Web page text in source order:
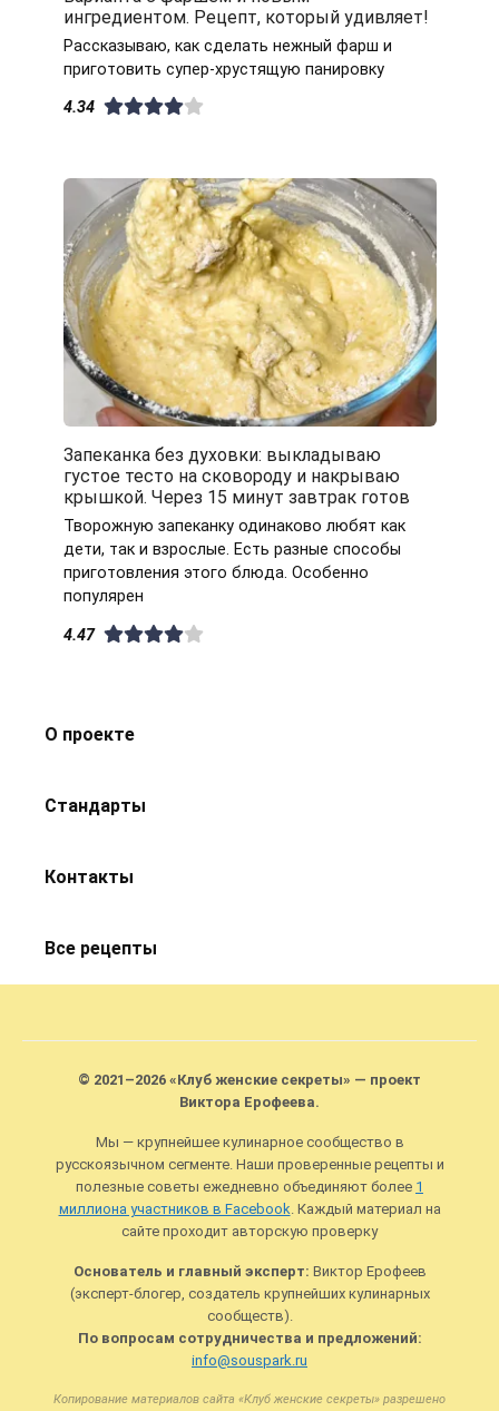
ингредиентом. Рецепт, который удивляет!
Рассказываю, как сделать нежный фарш и
приготовить супер-хрустящую панировку
4.34
Запеканка без духовки: выкладываю
густое тесто на сковороду и накрываю
крышкой. Через 15 минут завтрак готов
Творожную запеканку одинаково любят как
дети, так и взрослые. Есть разные способы
приготовления этого блюда. Особенно
популярен
4.47
О проекте
Стандарты
Контакты
Все рецепты
© 2021–2026 «Клуб женские секреты» — проект
Виктора Ерофеева.
Мы — крупнейшее кулинарное сообщество в
русскоязычном сегменте. Наши проверенные рецепты и
полезные советы ежедневно объединяют более 1
миллиона участников в Facebook. Каждый материал на
сайте проходит авторскую проверку
Основатель и главный эксперт: Виктор Ерофеев
(эксперт-блогер, создатель крупнейших кулинарных
сообществ).
По вопросам сотрудничества и предложений:
info@souspark.ru
Копирование материалов сайта «Клуб женские секреты» разрешено